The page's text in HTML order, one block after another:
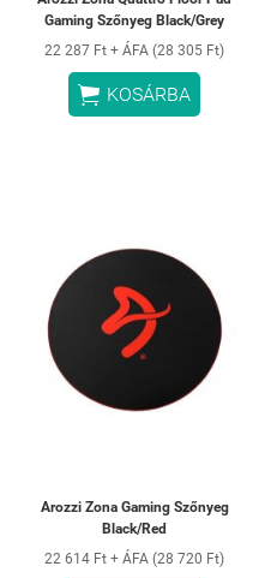
Gaming Szőnyeg Black/Grey
22 287 Ft + ÁFA (28 305 Ft)
 KOSÁRBA
Arozzi Zona Gaming Szőnyeg
Black/Red
22 614 Ft + ÁFA (28 720 Ft)